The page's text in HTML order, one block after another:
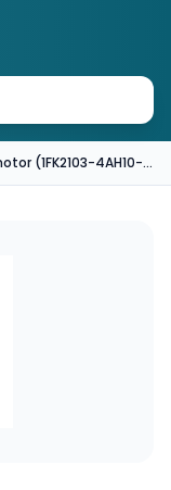
Siemens servomotor (1FK2103-4AH10-2SA0)